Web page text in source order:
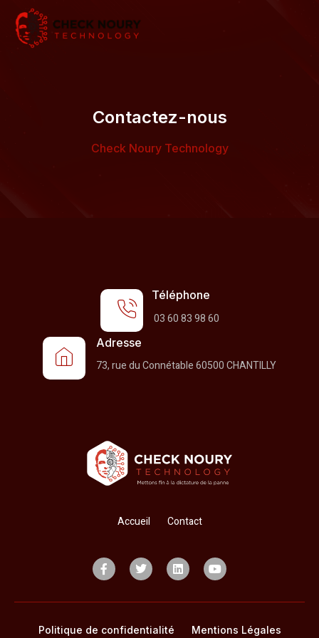
Contactez-nous
Check Noury Technology
Téléphone
03 60 83 98 60
Adresse
73, rue du Connétable 60500 CHANTILLY
Accueil Contact
Politique de confidentialité Mentions Légales